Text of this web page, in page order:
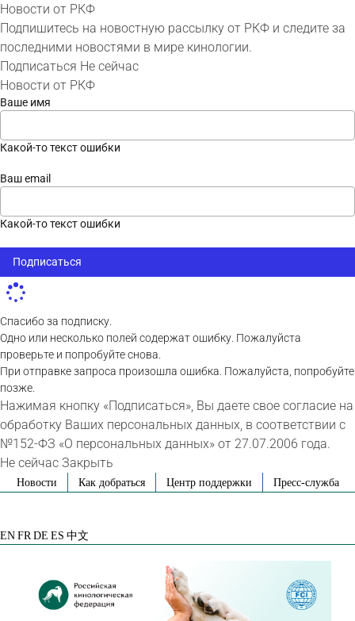
Новости от РКФ
Подпишитесь на новостную рассылку от РКФ и следите за
последними новостями в мире кинологии.
Подписаться Не сейчас
Новости от РКФ
Ваше имя
Какой-то текст ошибки
Ваш email
Какой-то текст ошибки
Подписаться
Спасибо за подписку.
Одно или несколько полей содержат ошибку. Пожалуйста
проверьте и попробуйте снова.
При отправке запроса произошла ошибка. Пожалуйста, попробуйте
позже.
Нажимая кнопку «Подписаться», Вы даете свое согласие на
обработку Ваших персональных данных, в соответствии с
№152-ФЗ «О персональных данных» от 27.07.2006 года.
Не сейчас Закрыть
SkipНовости Как добраться Центр поддержки Пресс-служба
EN FR DE ES 中文